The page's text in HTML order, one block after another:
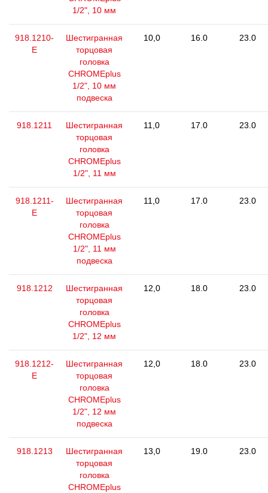
1/2", 10 мм
918.1210-
E
Шестигранная
торцовая
головка
CHROMEplus
1/2", 10 мм
подвеска
10,0 16.0 23.0
918.1211
Шестигранная
торцовая
головка
CHROMEplus
1/2", 11 мм
11,0 17.0 23.0
918.1211-
E
Шестигранная
торцовая
головка
CHROMEplus
1/2", 11 мм
подвеска
11,0 17.0 23.0
918.1212
Шестигранная
торцовая
головка
CHROMEplus
1/2", 12 мм
12,0 18.0 23.0
918.1212-
E
Шестигранная
торцовая
головка
CHROMEplus
1/2", 12 мм
подвеска
12,0 18.0 23.0
918.1213
Шестигранная
торцовая
головка
CHROMEplus
13,0 19.0 23.0